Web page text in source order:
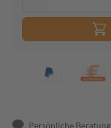
Persönliche Beratung